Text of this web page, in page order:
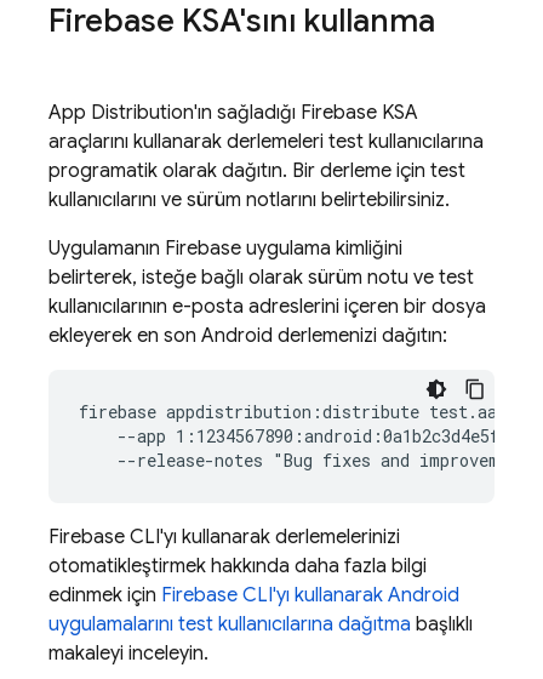
Firebase KSA'sını kullanma
App Distribution'ın sağladığı Firebase KSA
araçlarını kullanarak derlemeleri test kullanıcılarına
programatik olarak dağıtın. Bir derleme için test
kullanıcılarını ve sürüm notlarını belirtebilirsiniz.
Uygulamanın Firebase uygulama kimliğini
belirterek, isteğe bağlı olarak sürüm notu ve test
kullanıcılarının e-posta adreslerini içeren bir dosya
ekleyerek en son Android derlemenizi dağıtın:
firebase appdistribution:distribute test.aab  \
--app
Firebase CLI'yı kullanarak derlemelerinizi
otomatikleştirmek hakkında daha fazla bilgi
edinmek için Firebase CLI'yı kullanarak Android
uygulamalarını test kullanıcılarına dağıtma başlıklı
makaleyi inceleyin.